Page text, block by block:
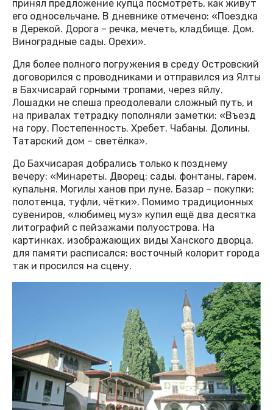
принял предложение купца посмотреть, как живут
его односельчане. В дневнике отмечено: «Поездка
в Дерекой. Дорога – речка, мечеть, кладбище. Дом.
Виноградные сады. Орехи».
Для более полного погружения в среду Островский
договорился с проводниками и отправился из Ялты
в Бахчисарай горными тропами, через яйлу.
Лошадки не спеша преодолевали сложный путь, и
на привалах тетрадку пополняли заметки: «Въезд
на гору. Постепенность. Хребет. Чабаны. Долины.
Татарский дом – светёлка».
До Бахчисарая добрались только к позднему
вечеру: «Минареты. Дворец: сады, фонтаны, гарем,
купальня. Могилы ханов при луне. Базар – покупки:
полотенца, туфли, чётки». Помимо традиционных
сувениров, «любимец муз» купил ещё два десятка
литографий с пейзажами полуострова. На
картинках, изображающих виды Ханского дворца,
для памяти расписался: восточный колорит города
так и просился на сцену.